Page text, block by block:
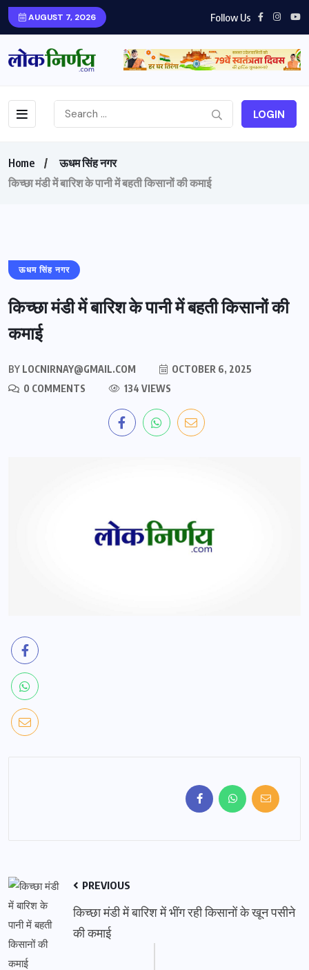
AUGUST 7, 2026 Follow Us
LOGIN
Home
ऊधम सिंह नगर
किच्छा मंडी में बारिश के पानी में बहती किसानों की कमाई
ऊधम सिंह नगर
किच्छा मंडी में बारिश के पानी में बहती किसानों की
कमाई
BY LOCNIRNAY@GMAIL.COM
OCTOBER 6, 2025
0 COMMENTS
134 VIEWS
PREVIOUS
किच्छा मंडी में बारिश में भींग रही किसानों के खून पसीने
की कमाई